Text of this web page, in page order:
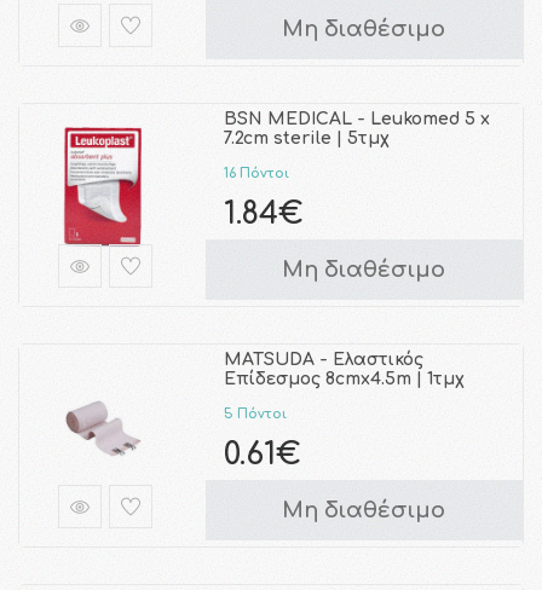
Μη διαθέσιμο
BSN MEDICAL - Leukomed 5 x
7.2cm sterile | 5τμχ
16 Πόντοι
1.84€
Μη διαθέσιμο
MATSUDA - Ελαστικός
Επίδεσμος 8cmx4.5m | 1τμχ
5 Πόντοι
0.61€
Μη διαθέσιμο